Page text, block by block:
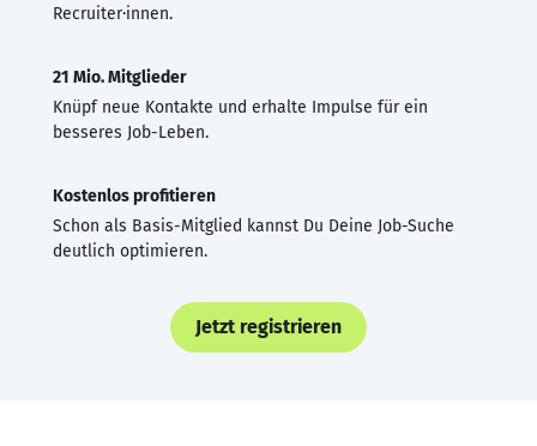
Recruiter·innen.
21 Mio. Mitglieder
Knüpf neue Kontakte und erhalte Impulse für ein
besseres Job-Leben.
Kostenlos profitieren
Schon als Basis-Mitglied kannst Du Deine Job-Suche
deutlich optimieren.
Jetzt registrieren